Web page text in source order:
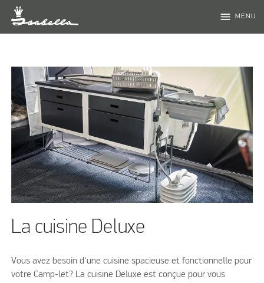
menu MENU
La cuisine Deluxe
Vous avez besoin d'une cuisine spacieuse et fonctionnelle pour
votre Camp-let? La cuisine Deluxe est conçue pour vous